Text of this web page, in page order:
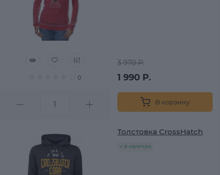
0
3 970 Р.
1 990 Р.
В корзину
Толстовка CrossHatch
в наличии